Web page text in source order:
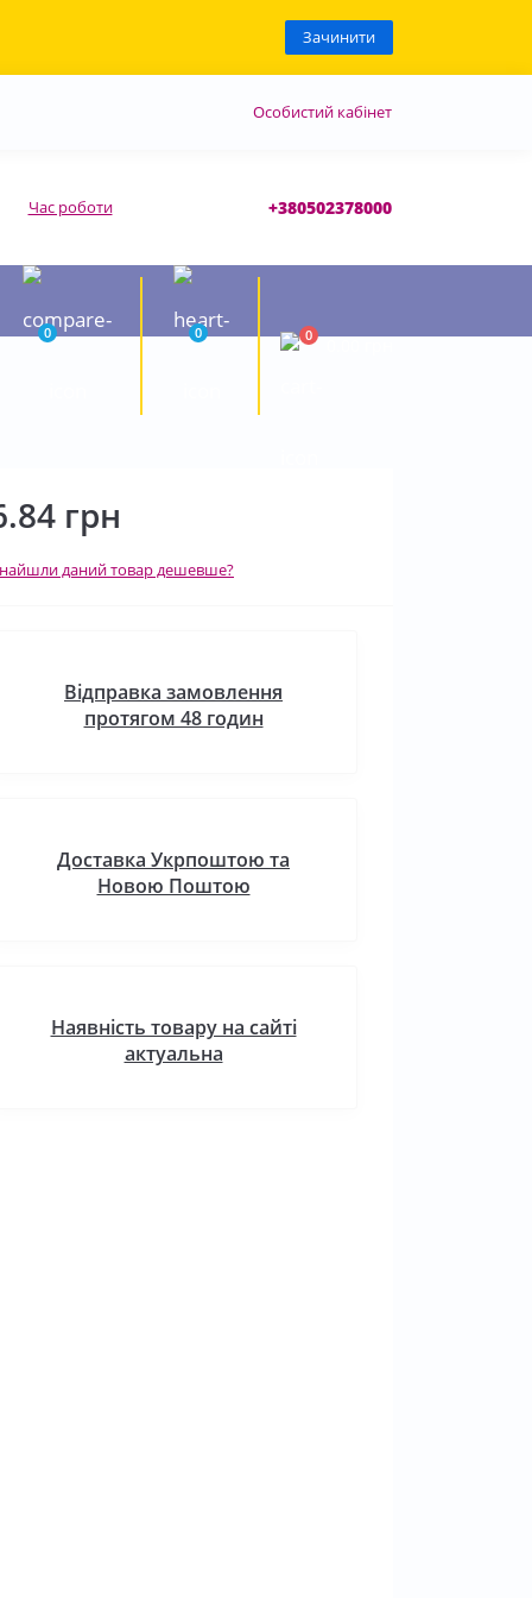
Зачинити
Особистий кабінет
Час роботи +380502378000
0 0 0
грн
даний товар дешевше?
Відправка замовлення
протягом 48 годин
Доставка Укрпоштою та
Новою Поштою
Наявність товару на сайті
актуальна